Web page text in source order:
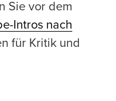
Sie vor dem
Intros nach
für Kritik und